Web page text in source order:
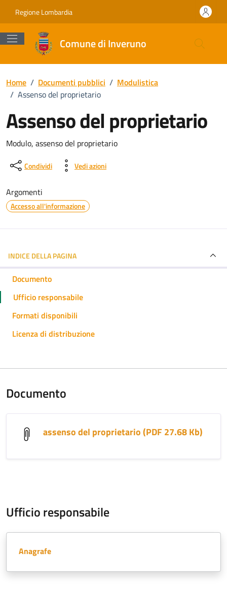
Regione Lombardia
Comune di Inveruno
Home / Documenti pubblici / Modulistica
/ Assenso del proprietario
Assenso del proprietario
Dettagli del documento
Modulo, assenso del proprietario
Condividi Vedi azioni
Argomenti
Accesso all'informazione
INDICE DELLA PAGINA
Documento
Ufficio responsabile
Formati disponibili
Licenza di distribuzione
Documento
assenso del proprietario (PDF 27.68 Kb)
Ufficio responsabile
Anagrafe